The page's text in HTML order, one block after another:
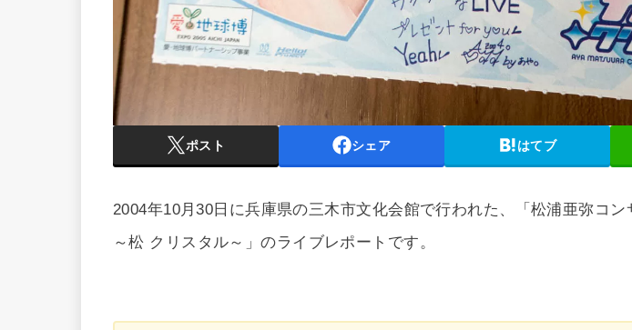
ポスト シェア はてブ
2004年10月30日に兵庫県の三木市文化会館で行われた、「松浦亜弥コン
～松 クリスタル～」のライブレポートです。